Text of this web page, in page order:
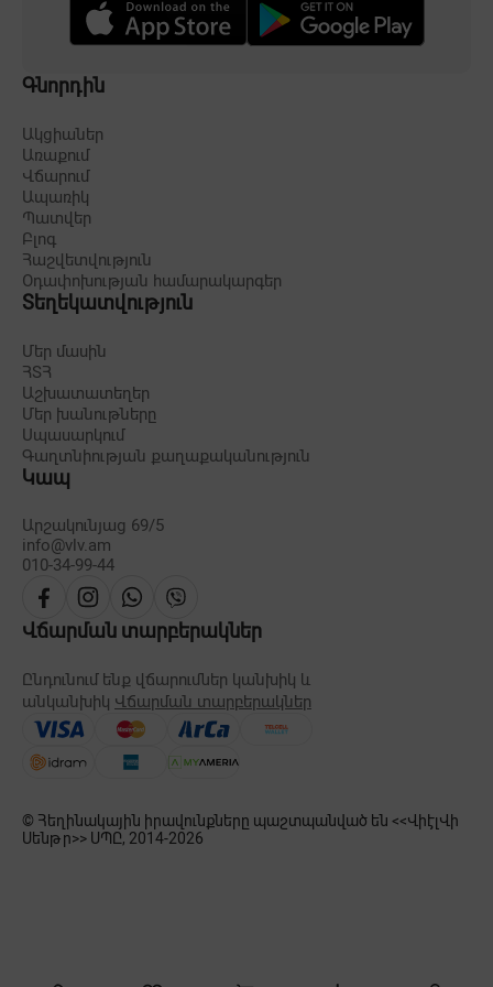
Գնորդին
Ակցիաներ
Առաքում
Վճարում
Ապառիկ
Պատվեր
Բլոգ
Հաշվետվություն
Օդափոխության համարակարգեր
Տեղեկատվություն
Մեր մասին
ՀՏՀ
Աշխատատեղեր
Մեր խանութները
Սպասարկում
Գաղտնիության քաղաքականություն
Կապ
Արշակունյաց 69/5
info@vlv.am
010-34-99-44
Վճարման տարբերակներ
Ընդունում ենք վճարումներ կանխիկ և
անկանխիկ Վճարման տարբերակներ
© Հեղինակային իրավունքները պաշտպանված են <<ՎիէլՎի
Սենթր>> ՍՊԸ, 2014-2026